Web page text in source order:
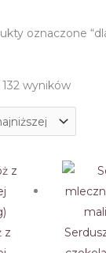
oznaczone
wyników
według
niskiej
do
z